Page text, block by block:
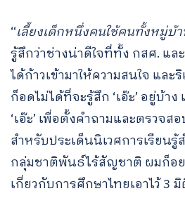
“เลี้ยงเด็กหนึ่งคนใช้คนทั้งหมู่บ้
รู้สึกว่าช่างน่าดีใจที่ทั้ง กสศ. แ
ได้ก้าวเข้ามาให้ความสนใจ แล
ก็อดไม่ได้ที่จะรู้สึก ‘เอ๊ะ’ อยู่บ้า
‘เอ๊ะ’ เพื่อตั้งคำถามและตรวจส
สำหรับประเด็นนิเวศการเรียน
กลุ่มชาติพันธ์ไร้สัญชาติ ผมก็อ
เกี่ยวกับการศึกษาไทยเอาไว้ 3